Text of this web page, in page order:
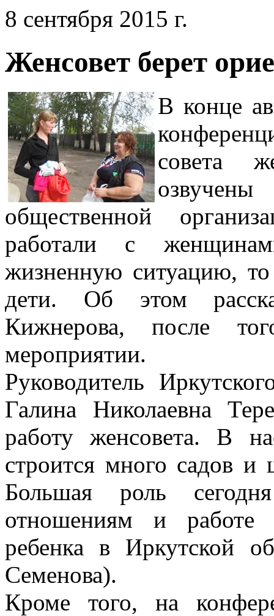
8 сентября 2015 г.
Женсовет берет
В конце
совета
общественной
работали с
жизненную ситуацию, то
дети. Об этом
Кижнерова, после
мероприятии.
Руководитель
Галина Николаевна
работу женсовета. В
строится много садов и
Большая роль
отношениям и работе
ребенка в Иркутской
Семенова).
Кроме того, на